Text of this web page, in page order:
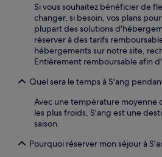
Si vous souhaitez bénéficier de
changer, si besoin, vos plans
plupart des solutions
réserver à des tarifs
hébergements sur notre site,
Entièrement remboursable afin
Quel sera le temps à S'ang
Avec une température moyenne
les plus froids, S'ang est une
saison.
Pourquoi réserver mon séjour à